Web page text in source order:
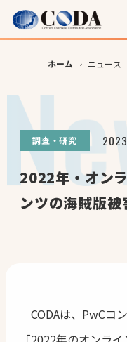
ホーム ニュース
調査・研究
2022年・オン
ンツの海賊版
CODAは、PwCコ